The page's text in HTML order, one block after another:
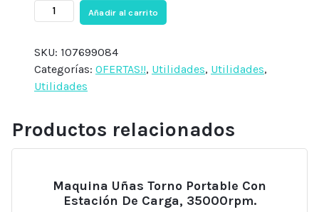
era:
4,50€.
es:
3,95€.
Cepillo
brocha
polvo
cantidad
Añadir al carrito
SKU: 107699084
Categorías: OFERTAS!!, Utilidades, Utilidades,
Utilidades
Productos relacionados
Maquina Uñas Torno Portable Con
Estación De Carga, 35000rpm.